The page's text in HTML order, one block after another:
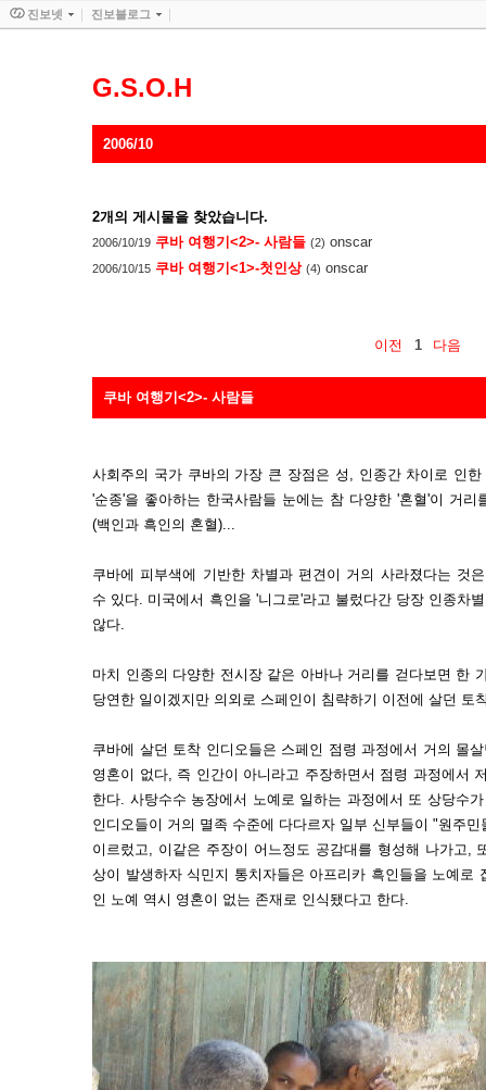
G.S.O.H
2006/10
2개의 게시물을 찾았습니다.
2006/10/19 쿠바 여행기<2>- 사람들 (2) onscar
2006/10/15 쿠바 여행기<1>-첫인상 (4) onscar
이전 1 다음
쿠바 여행기<2>- 사람들
사회주의 국가 쿠바의 가장 큰 장점은 성, 인종간 차이로 인
'순종'을 좋아하는 한국사람들 눈에는 참 다양한 '혼혈'이 거
(백인과 흑인의 혼혈)...
쿠바에 피부색에 기반한 차별과 편견이 거의 사라졌다는 것
수 있다. 미국에서 흑인을 '니그로'라고 불렀다간 당장 인종차
않다.
마치 인종의 다양한 전시장 같은 아바나 거리를 걷다보면 한
당연한 일이겠지만 의외로 스페인이 침략하기 이전에 살던 토
쿠바에 살던 토착 인디오들은 스페인 점령 과정에서 거의 몰
영혼이 없다, 즉 인간이 아니라고 주장하면서 점령 과정에서
한다. 사탕수수 농장에서 노예로 일하는 과정에서 또 상당수
인디오들이 거의 멸족 수준에 다다르자 일부 신부들이 "원주
이르렀고, 이같은 주장이 어느정도 공감대를 형성해 나가고,
상이 발생하자 식민지 통치자들은 아프리카 흑인들을 노예로
인 노예 역시 영혼이 없는 존재로 인식됐다고 한다.
진보넷 진보블로그